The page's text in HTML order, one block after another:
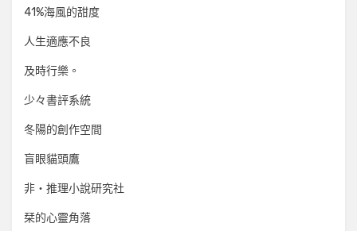
41%海風的甜度
人生適應不良
及時行樂。
少々書評系統
冬陽的創作空間
盲眼貓頭鷹
非‧推理小說研究社
栞的心靈角落